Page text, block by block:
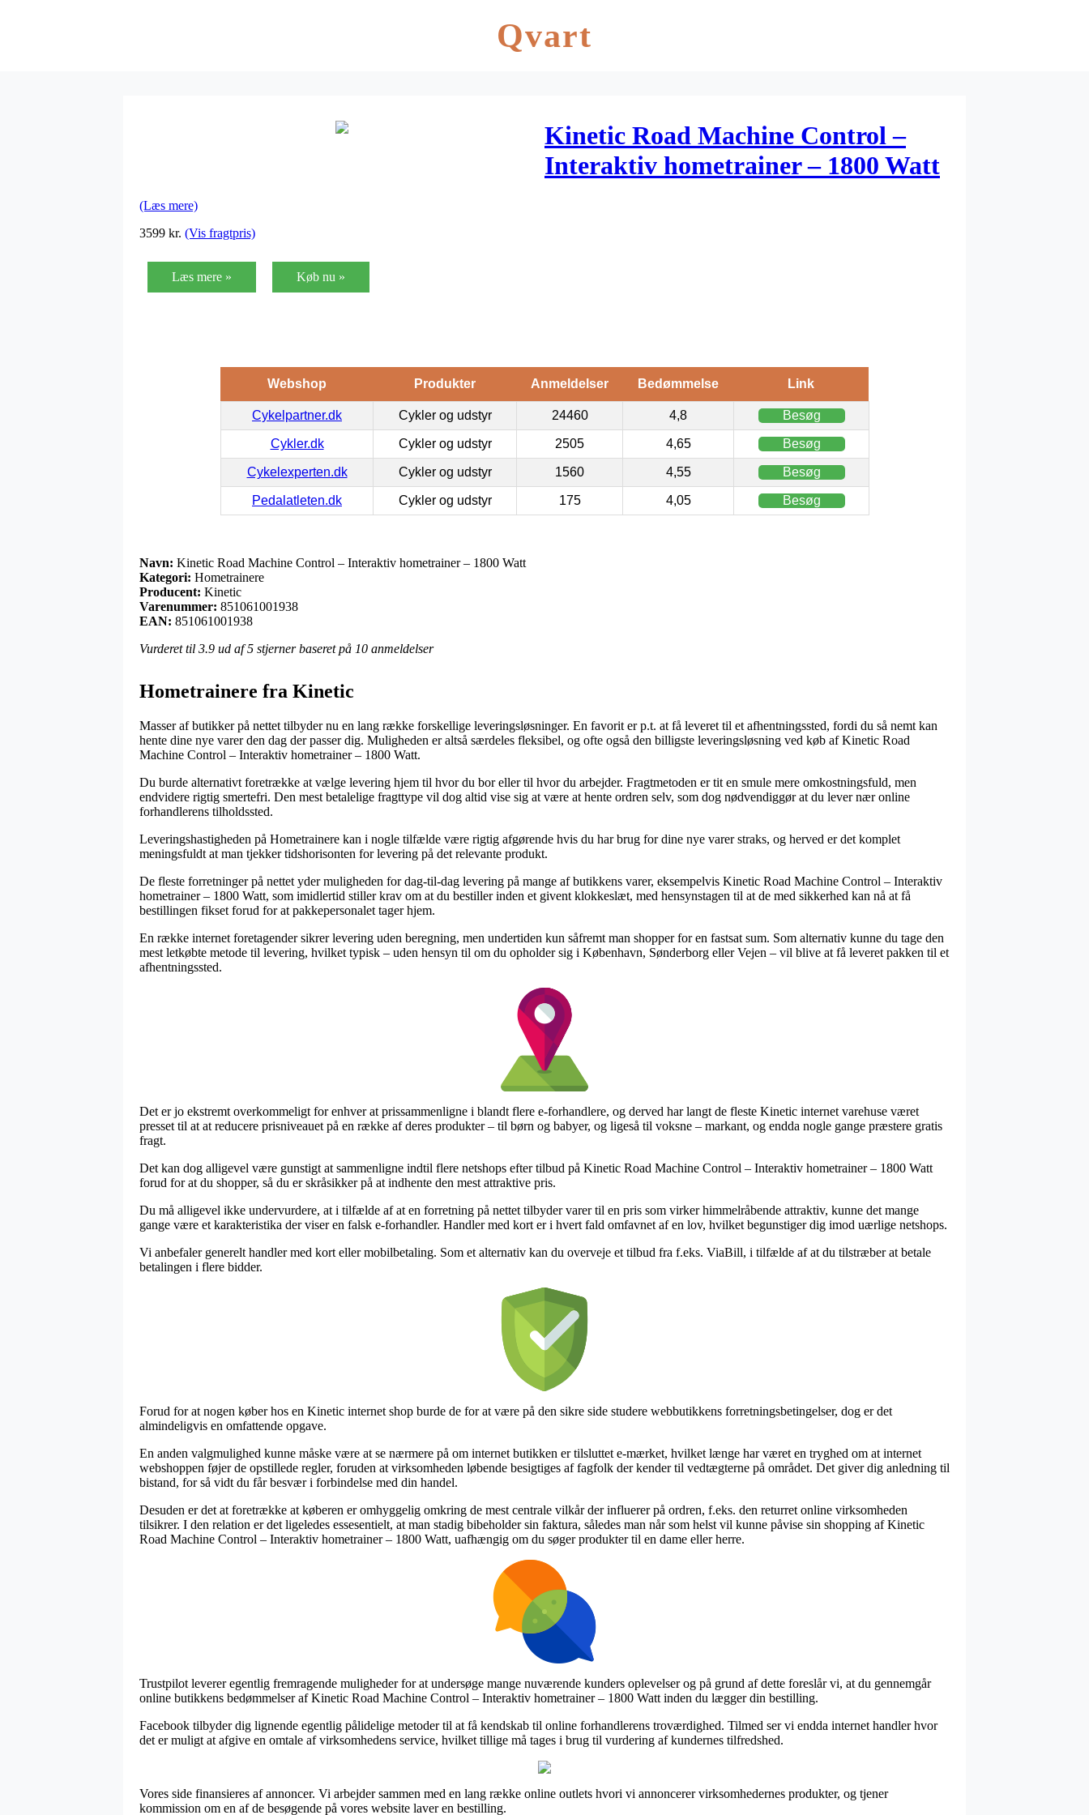
Qvart
Kinetic Road Machine Control –
Interaktiv hometrainer – 1800 Watt
(Læs mere)
3599 kr. (Vis fragtpris)
Læs mere » Køb nu »
Webshop Produkter Anmeldelser Bedømmelse Link
Cykelpartner.dk Cykler og udstyr 24460 4,8 Besøg
Cykler.dk Cykler og udstyr 2505 4,65 Besøg
Cykelexperten.dk Cykler og udstyr 1560 4,55 Besøg
Pedalatleten.dk Cykler og udstyr 175 4,05 Besøg
Navn: Kinetic Road Machine Control – Interaktiv hometrainer – 1800 Watt
Kategori: Hometrainere
Producent: Kinetic
Varenummer: 851061001938
EAN: 851061001938
Vurderet til 3.9 ud af 5 stjerner baseret på 10 anmeldelser
Hometrainere fra Kinetic
Masser af butikker på nettet tilbyder nu en lang række forskellige leveringsløsninger. En favorit er p.t. at få leveret til et afhentningssted, fordi du så nemt kan
hente dine nye varer den dag der passer dig. Muligheden er altså særdeles fleksibel, og ofte også den billigste leveringsløsning ved køb af Kinetic Road
Machine Control – Interaktiv hometrainer – 1800 Watt.
Du burde alternativt foretrække at vælge levering hjem til hvor du bor eller til hvor du arbejder. Fragtmetoden er tit en smule mere omkostningsfuld, men
endvidere rigtig smertefri. Den mest betalelige fragttype vil dog altid vise sig at være at hente ordren selv, som dog nødvendiggør at du lever nær online
forhandlerens tilholdssted.
Leveringshastigheden på Hometrainere kan i nogle tilfælde være rigtig afgørende hvis du har brug for dine nye varer straks, og herved er det komplet
meningsfuldt at man tjekker tidshorisonten for levering på det relevante produkt.
De fleste forretninger på nettet yder muligheden for dag-til-dag levering på mange af butikkens varer, eksempelvis Kinetic Road Machine Control – Interaktiv
hometrainer – 1800 Watt, som imidlertid stiller krav om at du bestiller inden et givent klokkeslæt, med hensynstagen til at de med sikkerhed kan nå at få
bestillingen fikset forud for at pakkepersonalet tager hjem.
En række internet foretagender sikrer levering uden beregning, men undertiden kun såfremt man shopper for en fastsat sum. Som alternativ kunne du tage den
mest letkøbte metode til levering, hvilket typisk – uden hensyn til om du opholder sig i København, Sønderborg eller Vejen – vil blive at få leveret pakken til et
afhentningssted.
Det er jo ekstremt overkommeligt for enhver at prissammenligne i blandt flere e-forhandlere, og derved har langt de fleste Kinetic internet varehuse været
presset til at at reducere prisniveauet på en række af deres produkter – til børn og babyer, og ligeså til voksne – markant, og endda nogle gange præstere gratis
fragt.
Det kan dog alligevel være gunstigt at sammenligne indtil flere netshops efter tilbud på Kinetic Road Machine Control – Interaktiv hometrainer – 1800 Watt
forud for at du shopper, så du er skråsikker på at indhente den mest attraktive pris.
Du må alligevel ikke undervurdere, at i tilfælde af at en forretning på nettet tilbyder varer til en pris som virker himmelråbende attraktiv, kunne det mange
gange være et karakteristika der viser en falsk e-forhandler. Handler med kort er i hvert fald omfavnet af en lov, hvilket begunstiger dig imod uærlige netshops.
Vi anbefaler generelt handler med kort eller mobilbetaling. Som et alternativ kan du overveje et tilbud fra f.eks. ViaBill, i tilfælde af at du tilstræber at betale
betalingen i flere bidder.
Forud for at nogen køber hos en Kinetic internet shop burde de for at være på den sikre side studere webbutikkens forretningsbetingelser, dog er det
almindeligvis en omfattende opgave.
En anden valgmulighed kunne måske være at se nærmere på om internet butikken er tilsluttet e-mærket, hvilket længe har været en tryghed om at internet
webshoppen føjer de opstillede regler, foruden at virksomheden løbende besigtiges af fagfolk der kender til vedtægterne på området. Det giver dig anledning til
bistand, for så vidt du får besvær i forbindelse med din handel.
Desuden er det at foretrække at køberen er omhyggelig omkring de mest centrale vilkår der influerer på ordren, f.eks. den returret online virksomheden
tilsikrer. I den relation er det ligeledes essesentielt, at man stadig bibeholder sin faktura, således man når som helst vil kunne påvise sin shopping af Kinetic
Road Machine Control – Interaktiv hometrainer – 1800 Watt, uafhængig om du søger produkter til en dame eller herre.
Trustpilot leverer egentlig fremragende muligheder for at undersøge mange nuværende kunders oplevelser og på grund af dette foreslår vi, at du gennemgår
online butikkens bedømmelser af Kinetic Road Machine Control – Interaktiv hometrainer – 1800 Watt inden du lægger din bestilling.
Facebook tilbyder dig lignende egentlig pålidelige metoder til at få kendskab til online forhandlerens troværdighed. Tilmed ser vi endda internet handler hvor
det er muligt at afgive en omtale af virksomhedens service, hvilket tillige må tages i brug til vurdering af kundernes tilfredshed.
Vores side finansieres af annoncer. Vi arbejder sammen med en lang række online outlets hvori vi annoncerer virksomhedernes produkter, og tjener
kommission om en af de besøgende på vores website laver en bestilling.